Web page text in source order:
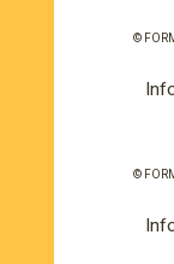
©
©